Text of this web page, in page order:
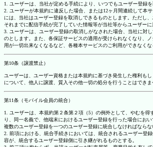
1. ユーザーは、当社が定める手続により、いつでもユーザー登録を
2. ユーザーが本規約に違反した場合、または12ヶ月間連続して本
には、当社はユーザー登録を取消しできるものとします。ただし、
それまでに配信手続が完了していた情報等が当社等からユーザーに
3. ユーザーは、ユーザー登録の取消しがなされた場合、当社に対
のとします。また、各保証サービスの適用が受けられなくなり、
用が一切出来なくなるなど、各種本サービスのご利用ができなくな
第10条（譲渡禁止）
ユーザーは、ユーザー資格または本規約に基づき発生した権利も
について、他人に譲渡、質入その他一切の処分を行うことはできま
第11条（モバイル会員の統合）
1. ユーザーは、本規約第２条第２項（5）の例外として、やむを得
り、同一名義で、他端末におけるユーザー登録を行った場合にお
複数のユーザー登録を一つのユーザー登録に統合しなければならな
2. 前項における、統合手続きにおいては、統合されるユーザー登
容が、統合するユーザー登録側に引き継がれるものとする。